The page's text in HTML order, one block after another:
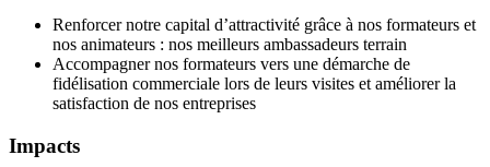
Renforcer notre capital d’attractivité grâce à nos formateurs et
nos animateurs​ : nos meilleurs ambassadeurs terrain
Accompagner nos formateurs vers une démarche de
fidélisation commerciale lors de leurs visites et améliorer la
satisfaction de nos entreprises​
Impacts